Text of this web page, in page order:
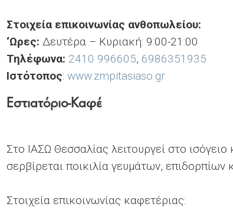
Στοιχεία επικοινωνίας ανθοπωλείου:
‘Ωρες: Δευτέρα – Κυριακή: 9:00-21:00
Τηλέφωνα: 2410 996605, 6986351935
Ιστότοπος: www.zmpitasiaso.gr
Εστιατόριο-Καφέ
Στο ΙΑΣΩ Θεσσαλίας λειτουργεί στο
σερβίρεται ποικιλία γευμάτων, επιδορπίων
Στοιχεία επικοινωνίας καφετέριας: